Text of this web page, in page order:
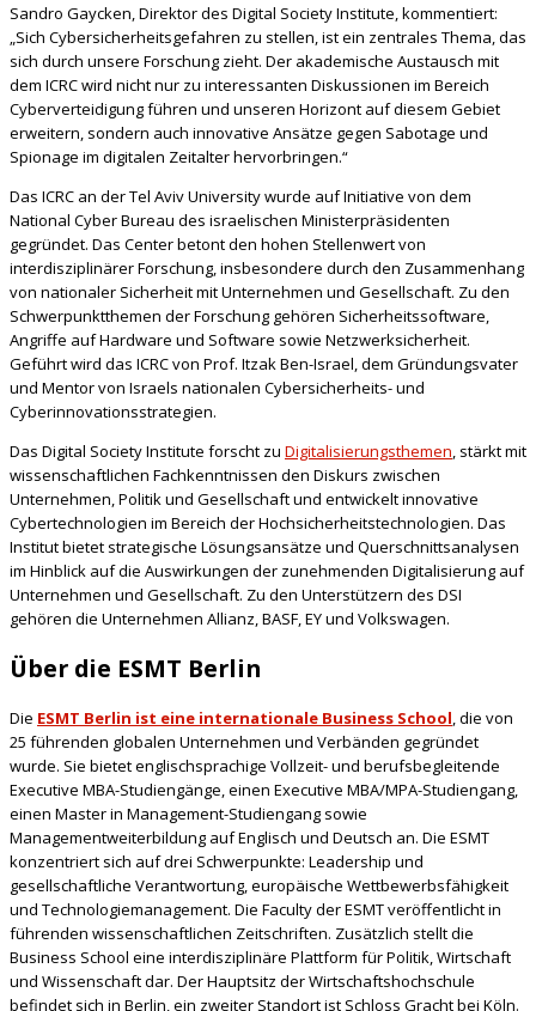
Sandro Gaycken, Direktor des Digital Society Institute, kommentiert:
„Sich Cybersicherheitsgefahren zu stellen, ist ein zentrales Thema, das
sich durch unsere Forschung zieht. Der akademische Austausch mit
dem ICRC wird nicht nur zu interessanten Diskussionen im Bereich
Cyberverteidigung führen und unseren Horizont auf diesem Gebiet
erweitern, sondern auch innovative Ansätze gegen Sabotage und
Spionage im digitalen Zeitalter hervorbringen.“
Das ICRC an der Tel Aviv University wurde auf Initiative von dem
National Cyber Bureau des israelischen Ministerpräsidenten
gegründet. Das Center betont den hohen Stellenwert von
interdisziplinärer Forschung, insbesondere durch den Zusammenhang
von nationaler Sicherheit mit Unternehmen und Gesellschaft. Zu den
Schwerpunktthemen der Forschung gehören Sicherheitssoftware,
Angriffe auf Hardware und Software sowie Netzwerksicherheit.
Geführt wird das ICRC von Prof. Itzak Ben-Israel, dem Gründungsvater
und Mentor von Israels nationalen Cybersicherheits- und
Cyberinnovationsstrategien.
Das Digital Society Institute forscht zu Digitalisierungsthemen, stärkt mit
wissenschaftlichen Fachkenntnissen den Diskurs zwischen
Unternehmen, Politik und Gesellschaft und entwickelt innovative
Cybertechnologien im Bereich der Hochsicherheitstechnologien. Das
Institut bietet strategische Lösungsansätze und Querschnittsanalysen
im Hinblick auf die Auswirkungen der zunehmenden Digitalisierung auf
Unternehmen und Gesellschaft. Zu den Unterstützern des DSI
gehören die Unternehmen Allianz, BASF, EY und Volkswagen.
Über die ESMT Berlin
Die ESMT Berlin ist eine internationale Business School, die von
25 führenden globalen Unternehmen und Verbänden gegründet
wurde. Sie bietet englischsprachige Vollzeit- und berufsbegleitende
Executive MBA-Studiengänge, einen Executive MBA/MPA-Studiengang,
einen Master in Management-Studiengang sowie
Managementweiterbildung auf Englisch und Deutsch an. Die ESMT
konzentriert sich auf drei Schwerpunkte: Leadership und
gesellschaftliche Verantwortung, europäische Wettbewerbsfähigkeit
und Technologiemanagement. Die Faculty der ESMT veröffentlicht in
führenden wissenschaftlichen Zeitschriften. Zusätzlich stellt die
Business School eine interdisziplinäre Plattform für Politik, Wirtschaft
und Wissenschaft dar. Der Hauptsitz der Wirtschaftshochschule
befindet sich in Berlin, ein zweiter Standort ist Schloss Gracht bei Köln.